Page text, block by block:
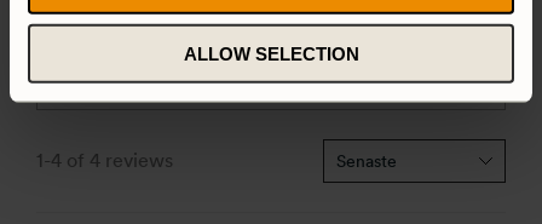
ALLOW SELECTION
1-4 of 4 reviews